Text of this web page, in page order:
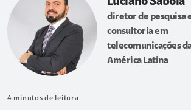
diretor de pesquisa
consultoria em
telecomunicações
América Latina
4 minutos de leitura